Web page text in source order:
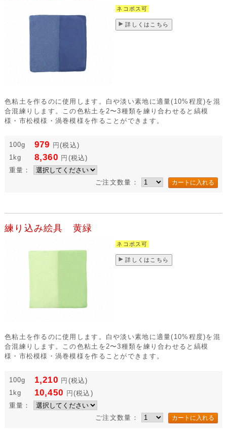
ネコポス可
詳しくはこちら
色粘土を作るのに使用します。白や淡い素地に適量(10%程度)を混
合混練りします。この色粘土を2〜3種類を練り合わせると縞模
様・市松模様・渦巻模様を作ることができます。
100g 979 円 (税込)
1kg
8,360 円 (税込)
重量：
ご注文数量：
練り込み絵具 黄緑
ネコポス可
詳しくはこちら
色粘土を作るのに使用します。白や淡い素地に適量(10%程度)を混
合混練りします。この色粘土を2〜3種類を練り合わせると縞模
様・市松模様・渦巻模様を作ることができます。
100g 1,210 円 (税込)
1kg
10,450 円 (税込)
重量：
ご注文数量：